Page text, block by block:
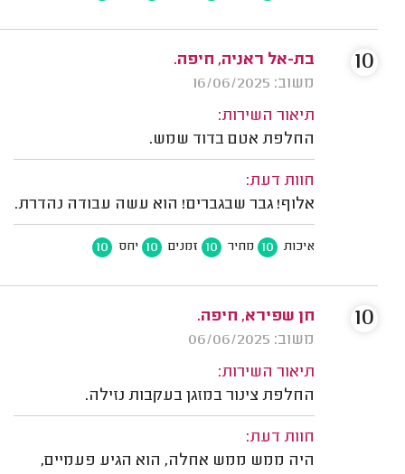
בת-אל ראניה, חיפה.
משוב: 16/06/2025
תיאור השירות:
החלפת אטם בדוד שמש.
חוות דעת:
אלוף! גבר שבגברים! הוא עשה עבודה נהדרת.
איכות 10 מחיר 10 זמנים 10 יחס 10
10
חן שפירא, חיפה.
משוב: 06/06/2025
תיאור השירות:
החלפת צינור במזגן בעקבות נזילה.
חוות דעת:
היה ממש ממש אחלה, הוא הגיע פעמיים,
10